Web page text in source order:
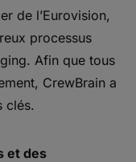
de l’Eurovision,
processus
Afin que tous
CrewBrain a
clés.
et des